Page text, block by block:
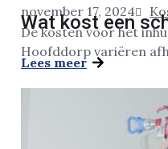
november 17, 2024
Wat kost een
De kosten voor het
Hoofddorp variëren
Lees meer